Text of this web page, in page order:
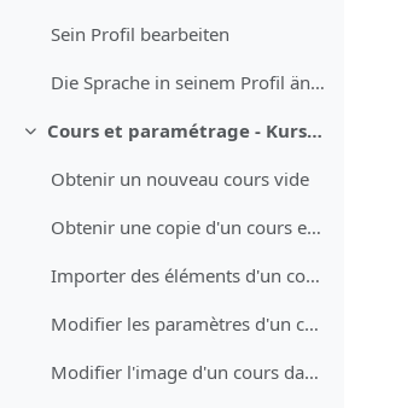
Sein Profil bearbeiten
Die Sprache in seinem Profil ändern
Minimizza
Cours et paramétrage - Kurse und Einstellungen
Obtenir un nouveau cours vide
Obtenir une copie d'un cours existant
Importer des éléments d'un cours (test QCM, devoir, questions)
Modifier les paramètres d'un cours
Modifier l'image d'un cours dans le tableau de bord